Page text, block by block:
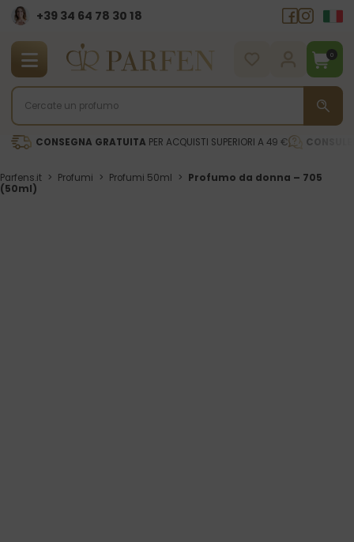
+39 34 64 78 30 18
0
CONSEGNA GRATUITA PER ACQUISTI SUPERIORI A 49 €
Parfens.it > Profumi > Profumi 50ml > Profumo da donna – 705
(50ml)